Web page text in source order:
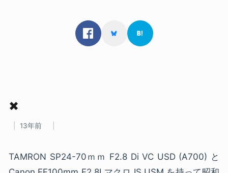
✖
13年前
TAMRON SP24-70ｍｍ F2.8 Di VC USD (A700) と